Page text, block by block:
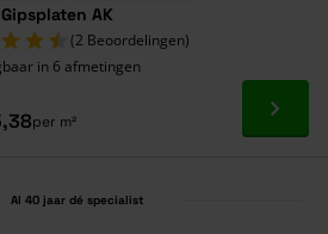
AK
(2 Beoordelingen)
in 6 afmetingen
per m² Ga
Al 40 jaar dé specialist